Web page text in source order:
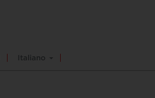
Italiano